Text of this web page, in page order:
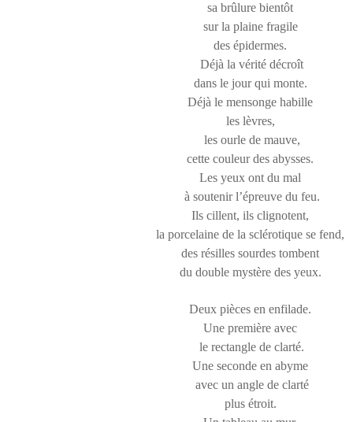
sa brûlure bientôt
sur la plaine fragile
des épidermes.
Déjà la vérité décroît
dans le jour qui monte.
Déjà le mensonge habille
les lèvres,
les ourle de mauve,
cette couleur des abysses.
Les yeux ont du mal
à soutenir l’épreuve du feu.
Ils cillent, ils clignotent,
la porcelaine de la sclérotique se fend,
des résilles sourdes tombent
du double mystère des yeux.
Deux pièces en enfilade.
Une première avec
le rectangle de clarté.
Une seconde en abyme
avec un angle de clarté
plus étroit.